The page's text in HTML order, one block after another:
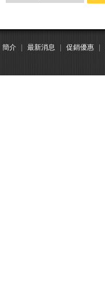
簡介 最新消息 促銷優惠